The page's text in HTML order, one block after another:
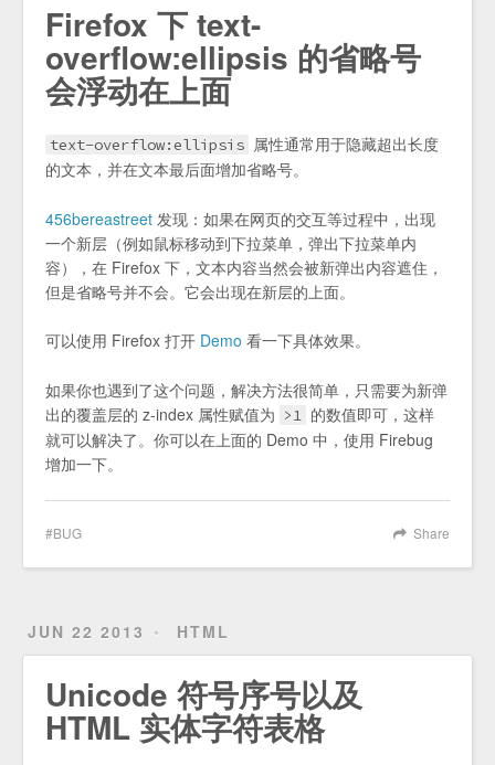
Firefox 下 text-
overflow:ellipsis 的省略号
会浮动在上面
text-overflow:ellipsis 属性通常用于隐藏超出长度
的文本，并在文本最后面增加省略号。
456bereastreet 发现：如果在网页的交互等过程中，出现
一个新层（例如鼠标移动到下拉菜单，弹出下拉菜单内
容），在 Firefox 下，文本内容当然会被新弹出内容遮住，
但是省略号并不会。它会出现在新层的上面。
可以使用 Firefox 打开 Demo 看一下具体效果。
如果你也遇到了这个问题，解决方法很简单，只需要为新弹
出的覆盖层的 z-index 属性赋值为 >1 的数值即可，这样
就可以解决了。你可以在上面的 Demo 中，使用 Firebug
增加一下。
Share
BUG
JUN 22 2013 HTML
Unicode 符号序号以及
HTML 实体字符表格